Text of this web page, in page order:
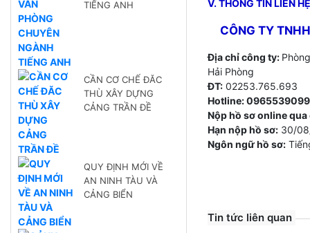
TIẾNG ANH
CẦN CƠ CHẾ ĐĂC
THÙ XÂY DỰNG
CẢNG TRẦN ĐỀ
QUY ĐỊNH MỚI VỀ
AN NINH TÀU VÀ
CẢNG BIỂN
V. THÔNG TIN LIÊN HỆ
CÔNG TY
Địa chỉ công ty:
Hải Phòng
ĐT: 02253.765.693
Hotline:
Nộp hồ sơ online qua
Hạn nộp hồ sơ: 30/
Ngôn ngữ hồ sơ:
Tin tức liên quan